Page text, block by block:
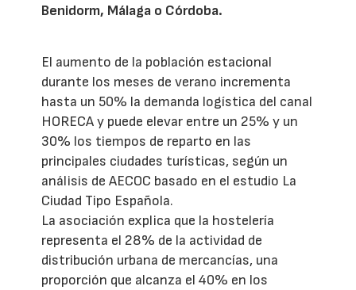
Benidorm, Málaga o Córdoba.
El aumento de la población estacional
durante los meses de verano incrementa
hasta un 50% la demanda logística del canal
HORECA y puede elevar entre un 25% y un
30% los tiempos de reparto en las
principales ciudades turísticas, según un
análisis de AECOC basado en el estudio La
Ciudad Tipo Española.
La asociación explica que la hostelería
representa el 28% de la actividad de
distribución urbana de mercancías, una
proporción que alcanza el 40% en los